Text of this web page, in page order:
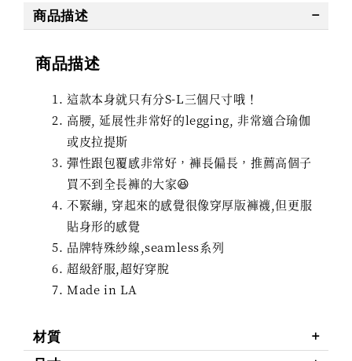
商品描述
商品描述
這款本身就只有分S-L三個尺寸哦！
高腰, 延展性非常好的legging, 非常適合瑜伽
或皮拉提斯
彈性跟包覆感非常好，褲長偏長，推薦高個子
買不到全長褲的大家😆
不緊繃, 穿起來的感覺很像穿厚版褲襪,但更服
貼身形的感覺
品牌特殊紗線,seamless系列
超級舒服,超好穿脫
Made in LA
材質